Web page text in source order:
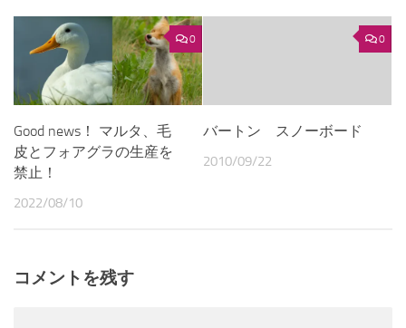
0
Good news！ マルタ、毛
皮とフォアグラの生産を
禁止！
2022/08/10
0
バートン スノーボード
2010/09/22
コメントを残す